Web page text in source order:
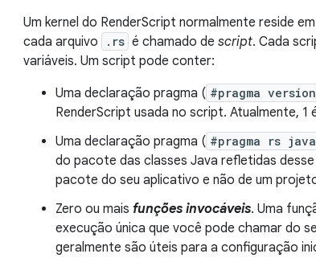
Um kernel do RenderScript normalmente reside
cada arquivo
.rs é chamado de script. Cada
variáveis. Um script pode conter:
Uma declaração pragma ( #pragma
RenderScript usada no script. Atualmente, 1
Uma declaração pragma ( #pragma rs
do pacote das classes Java refletidas
pacote do seu aplicativo e não de um
Zero ou mais funções invocáveis. Uma
execução única que você pode chamar do
geralmente são úteis para a configuração